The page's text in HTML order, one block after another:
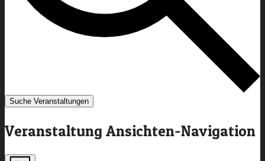
Suche Veranstaltungen
Veranstaltung Ansichten-Navigation